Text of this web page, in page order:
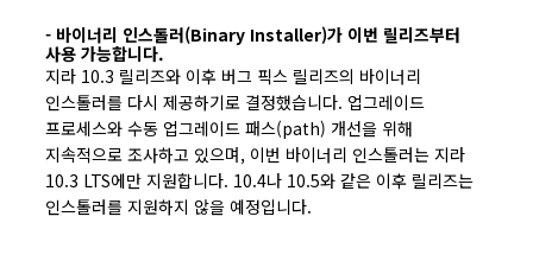
- 바이너리 인스톨러(Binary Installer)가 이번 릴리즈부터
사용 가능합니다.
지라 10.3 릴리즈와 이후 버그 픽스 릴리즈의 바이너리
인스톨러를 다시 제공하기로 결정했습니다. 업그레이드
프로세스와 수동 업그레이드 패스(path) 개선을 위해
지속적으로 조사하고 있으며, 이번 바이너리 인스톨러는 지라
10.3 LTS에만 지원합니다. 10.4나 10.5와 같은 이후 릴리즈는
인스톨러를 지원하지 않을 예정입니다.